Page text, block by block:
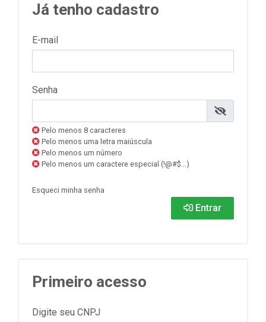
Já tenho cadastro
E-mail
Senha
Pelo menos 8 caracteres
Pelo menos uma letra maiúscula
Pelo menos um número
Pelo menos um caractere especial (!@#$...)
Esqueci minha senha
Entrar
Primeiro acesso
Digite seu CNPJ